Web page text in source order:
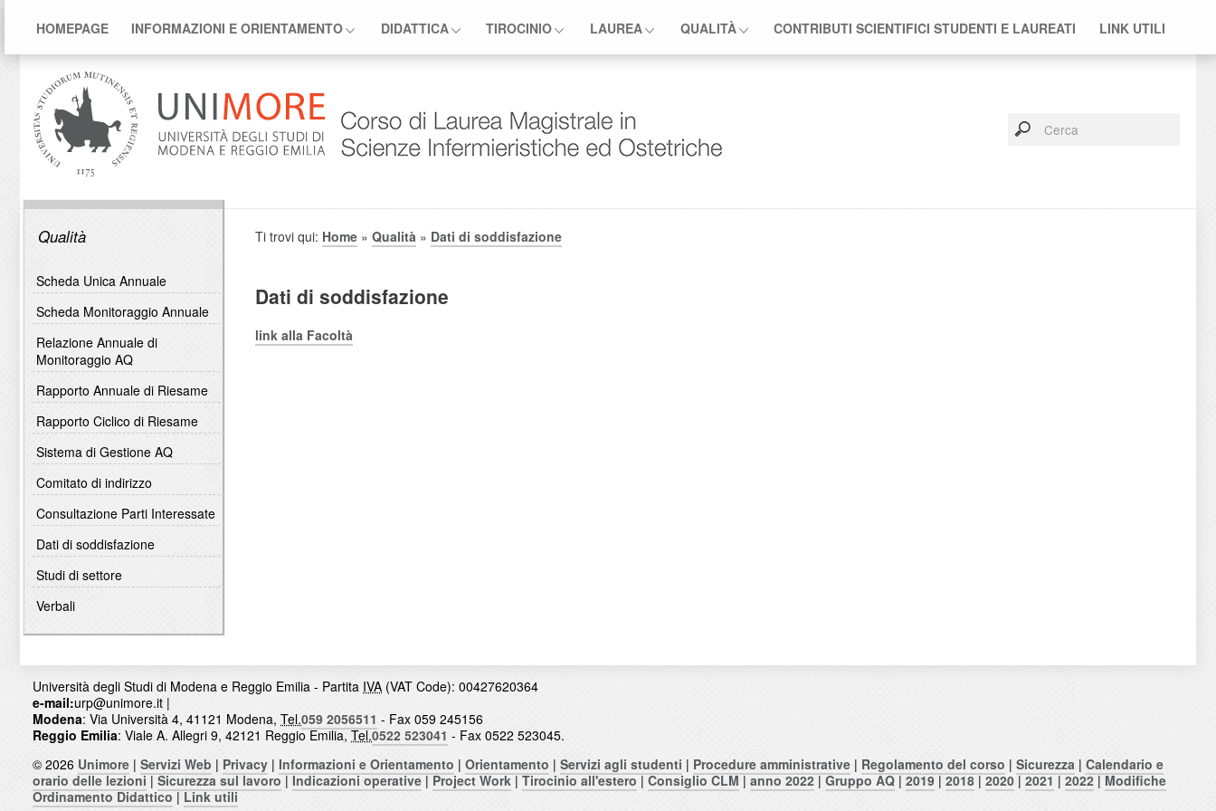
HOMEPAGE INFORMAZIONI E ORIENTAMENTO DIDATTICA TIROCINIO LAUREA QUALITÀ CONTRIBUTI SCIENTIFICI STUDENTI E LAUREATI LINK UTILI
Qualità
Scheda Unica Annuale
Scheda Monitoraggio Annuale
Relazione Annuale di
Monitoraggio AQ
Rapporto Annuale di Riesame
Rapporto Ciclico di Riesame
Sistema di Gestione AQ
Comitato di indirizzo
Consultazione Parti Interessate
Dati di soddisfazione
Studi di settore
Verbali
Ti trovi qui: Home » Qualità » Dati di soddisfazione
Dati di soddisfazione
link alla Facoltà
Università degli Studi di Modena e Reggio Emilia - Partita IVA (VAT Code): 00427620364
e-mail:urp@unimore.it |
Modena: Via Università 4, 41121 Modena, Tel.059 2056511 - Fax 059 245156
Reggio Emilia: Viale A. Allegri 9, 42121 Reggio Emilia,Tel.0522 523041 - Fax 0522 523045.
© 2026 Unimore | Servizi Web | Privacy | Informazioni e Orientamento | Orientamento | Servizi agli studenti | Procedure amministrative | Regolamento del corso | Sicurezza | Calendario e
orario delle lezioni|Sicurezza sul lavoro|Indicazioni operative|Project Work|Tirocinio all'estero|Consiglio CLM|anno 2022|Gruppo AQ|2019|2018|2020|2021|2022|Modifiche
Ordinamento Didattico|Link utili